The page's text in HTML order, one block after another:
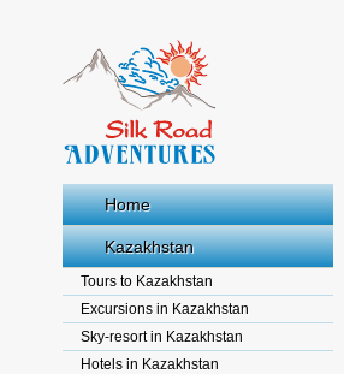
Home
Kazakhstan
Tours to Kazakhstan
Excursions in Kazakhstan
Sky-resort in Kazakhstan
Hotels in Kazakhstan